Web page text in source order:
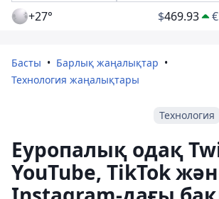
+27° $469.93 €
Басты
Барлық жаңалықтар
Технология жаңалықтары
Технология
Еуропалық одақ
YouTube, TikTok